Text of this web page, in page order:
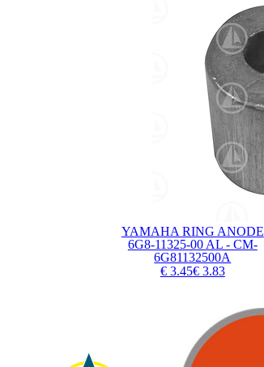
YAMAHA RING ANODE
6G8-11325-00 AL - CM-
6G81132500A
€ 3.45€ 3.83